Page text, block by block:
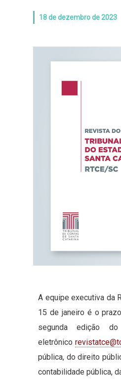
18 de dezembro de 2023
A equipe executiva da
15 de janeiro é o
segunda edição
eletrônico
pública, do direito
contabilidade pública,